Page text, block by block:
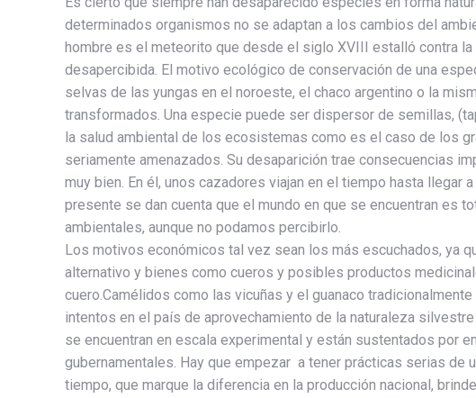
determinados organismos no se adaptan a los cambios del
hombre es el meteorito que desde el siglo XVIII estalló contra
desapercibida. El motivo ecológico de conservación de una
selvas de las yungas en el noroeste, el chaco argentino o la
transformados. Una especie puede ser dispersor de semillas,
la salud ambiental de los ecosistemas como es el caso de los
seriamente amenazados. Su desaparición trae consecuencias
muy bien. En él, unos cazadores viajan en el tiempo hasta llegar
presente se dan cuenta que el mundo en que se encuentran es
ambientales, aunque no podamos percibirlo.
Los motivos económicos tal vez sean los más escuchados, ya
alternativo y bienes como cueros y posibles productos
cuero.Camélidos como las vicuñas y el guanaco
intentos en el país de aprovechamiento de la naturaleza
se encuentran en escala experimental y están sustentados por
gubernamentales. Hay que empezar a tener prácticas serias
tiempo, que marque la diferencia en la producción nacional,